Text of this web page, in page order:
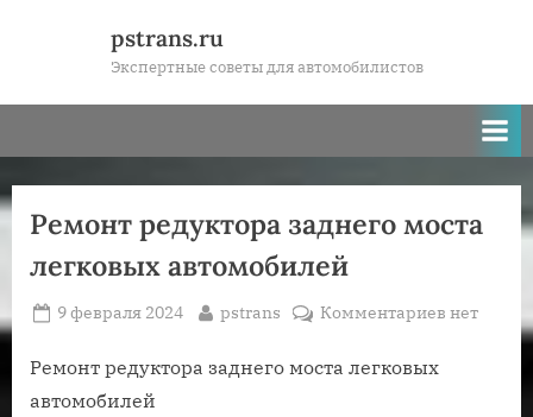
pstrans.ru
Экспертные советы для автомобилистов
Ремонт редуктора заднего моста
легковых автомобилей
Posted
9 февраля 2024 By
pstrans Комментариевкнет
Ремонт редуктора заднего моста легковых
автомобилей